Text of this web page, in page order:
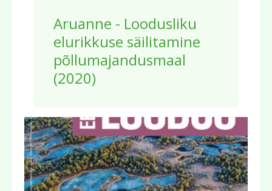
Aruanne - Loodusliku
elurikkuse säilitamine
põllumajandusmaal
(2020)